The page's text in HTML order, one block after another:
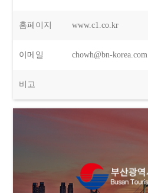
홈페이지 www.c1.co.kr
이메일 chowh@bn-korea.com
비고